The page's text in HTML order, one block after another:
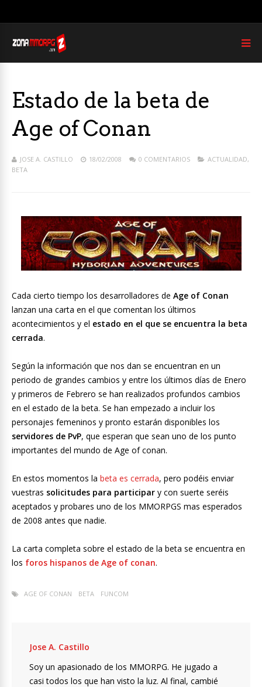
Estado de la beta de
Age of Conan
JOSE A. CASTILLO 18/02/2008 0 COMENTARIOS ACTUALIDAD,
BETA
Cada cierto tiempo los desarrolladores de Age of Conan
lanzan una carta en el que comentan los últimos
acontecimientos y el estado en el que se encuentra la beta
cerrada.
Según la información que nos dan se encuentran en un
periodo de grandes cambios y entre los últimos días de Enero
y primeros de Febrero se han realizados profundos cambios
en el estado de la beta. Se han empezado a incluir los
personajes femeninos y pronto estarán disponibles los
servidores de PvP, que esperan que sean uno de los punto
importantes del mundo de Age of conan.
En estos momentos la beta es cerrada, pero podéis enviar
vuestras solicitudes para participar y con suerte seréis
aceptados y probares uno de los MMORPGS mas esperados
de 2008 antes que nadie.
La carta completa sobre el estado de la beta se encuentra en
los foros hispanos de Age of conan.
AGE OF CONAN BETA FUNCOM
Jose A. Castillo
Soy un apasionado de los MMORPG. He jugado a
casi todos los que han visto la luz. Al final, cambié